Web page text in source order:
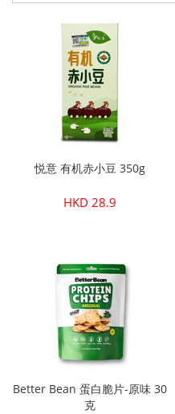
悦意 有机赤小豆 350g
HKD 28.9
Better Bean 蛋白脆片-原味 30
克